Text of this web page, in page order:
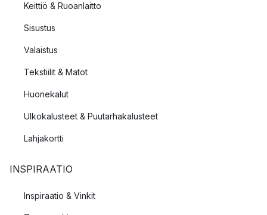
Keittiö & Ruoanlaitto
Sisustus
Valaistus
Tekstiilit & Matot
Huonekalut
Ulkokalusteet & Puutarhakalusteet
Lahjakortti
INSPIRAATIO
Inspiraatio & Vinkit